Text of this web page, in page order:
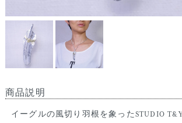
商品説明
イーグルの風切り羽根を象ったSTUDIO